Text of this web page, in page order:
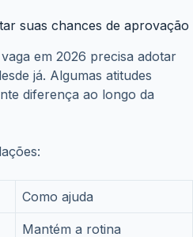
suas chances de aprovação
em 2026 precisa adotar
já. Algumas atitudes
diferença ao longo da
Como ajuda
Mantém a rotina